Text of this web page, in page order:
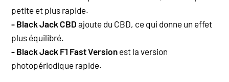
petite et plus rapide.
- Black Jack CBD ajoute du CBD, ce qui donne un effet
plus équilibré.
- Black Jack F1 Fast Version est la version
photopériodique rapide.